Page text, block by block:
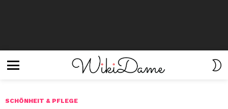
SCHÖNHEIT & PFLEGE